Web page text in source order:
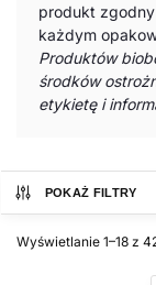
produkt
każdym
Produktów
środków
etykietę i
POKAŻ FILTRY
Wyświetlanie 1–18 z